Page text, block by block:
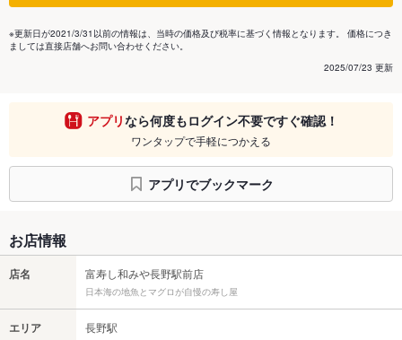
※更新日が2021/3/31以前の情報は、当時の価格及び税率に基づく情報となります。 価格につき
ましては直接店舗へお問い合わせください。
2025/07/23 更新
アプリなら何度もログイン不要ですぐ確認！
ワンタップで手軽につかえる
アプリでブックマーク
お店情報
店名 富寿し和みや長野駅前店
日本海の地魚とマグロが自慢の寿し屋
エリア 長野駅